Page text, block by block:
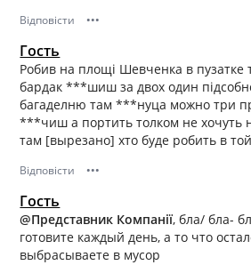
Відповісти •••
Гость
Робив на площі Шевченка в
бардак ***шиш за двох один
багаделню там ***нуца можно три
***чиш а портить толком не хочуть
там [вырезано] хто буде робить в
Відповісти •••
Гость
@Представник Компанії, бла/ бла-
готовите каждый день, а то что
выбрасываете в мусор